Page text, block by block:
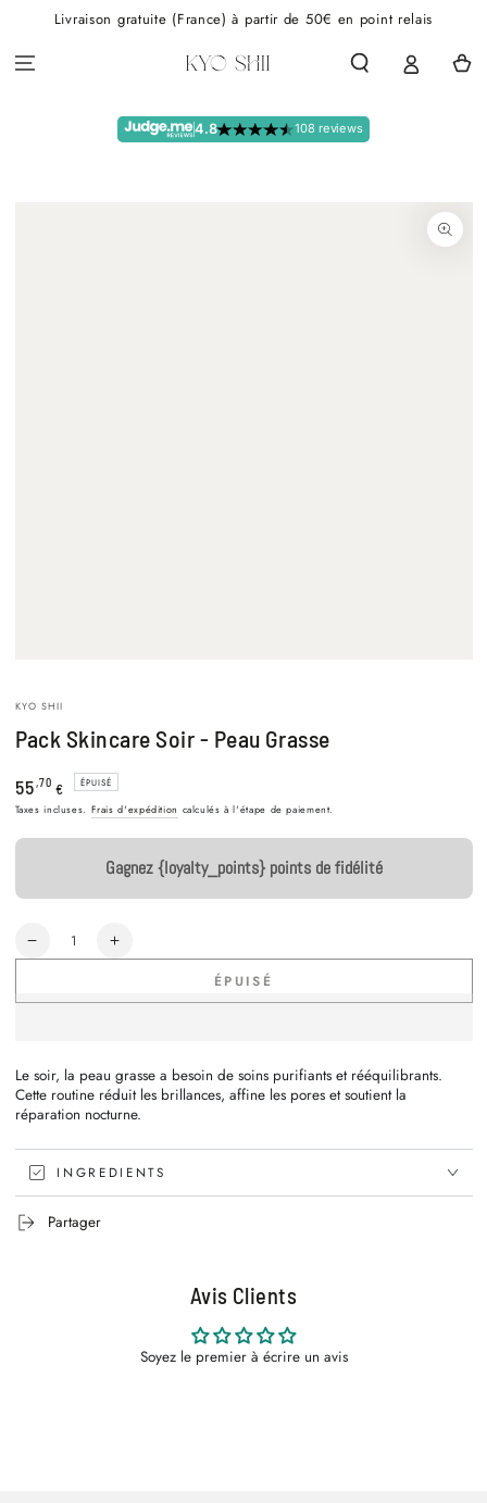
IGNORER LE
CONTENU
Livraison gratuite (France) à partir de 50€ en point relais
Panier
4.8 108 reviews
KYO SHII
Pack Skincare Soir - Peau Grasse
Prix
normal
55,70 € ÉPUISÉ
Taxes incluses. Frais d'expédition calculés à l'étape de paiement.
Gagnez {loyalty_points} points de fidélité
Quantité
Réduire
Soir
-
Peau
Augmenter
Soir
-
Peau
ÉPUISÉ
Le soir, la peau grasse a besoin de soins purifiants et rééquilibrants.
Cette routine réduit les brillances, affine les pores et soutient la
réparation nocturne.
INGREDIENTS
Partager
Avis Clients
Soyez le premier à écrire un avis